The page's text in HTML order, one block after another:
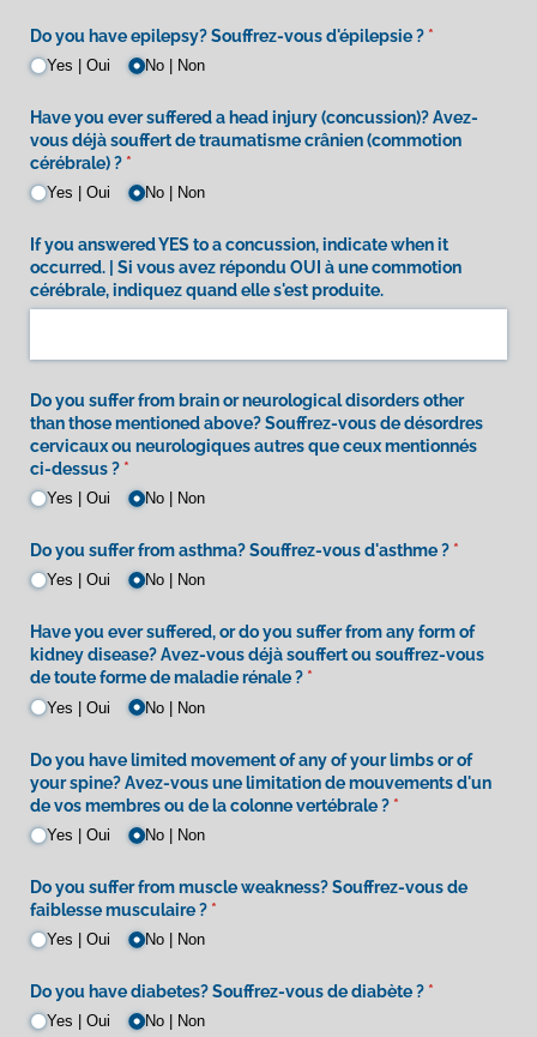
Do you have epilepsy? Souffrez-vous d'épilepsie ? *(required)
Yes | Oui No | Non
Have you ever suffered a head injury (concussion)? Avez-
vous déjà souffert de traumatisme crânien (commotion
cérébrale) ? *(required)
Yes | Oui No | Non
If you answered YES to a concussion, indicate when it
occurred. | Si vous avez répondu OUI à une commotion
cérébrale, indiquez quand elle s'est produite.
Do you suffer from brain or neurological disorders other
than those mentioned above? Souffrez-vous de désordres
cervicaux ou neurologiques autres que ceux mentionnés
ci-dessus ? *(required)
Yes | Oui No | Non
Do you suffer from asthma? Souffrez-vous d'asthme ? *(required)
Yes | Oui No | Non
Have you ever suffered, or do you suffer from any form of
kidney disease? Avez-vous déjà souffert ou souffrez-vous
de toute forme de maladie rénale ? *(required)
Yes | Oui No | Non
Do you have limited movement of any of your limbs or of
your spine? Avez-vous une limitation de mouvements d'un
de vos membres ou de la colonne vertébrale ? *(required)
Yes | Oui No | Non
Do you suffer from muscle weakness? Souffrez-vous de
faiblesse musculaire ? *(required)
Yes | Oui No | Non
Do you have diabetes? Souffrez-vous de diabète ? *(required)
Yes | Oui No | Non